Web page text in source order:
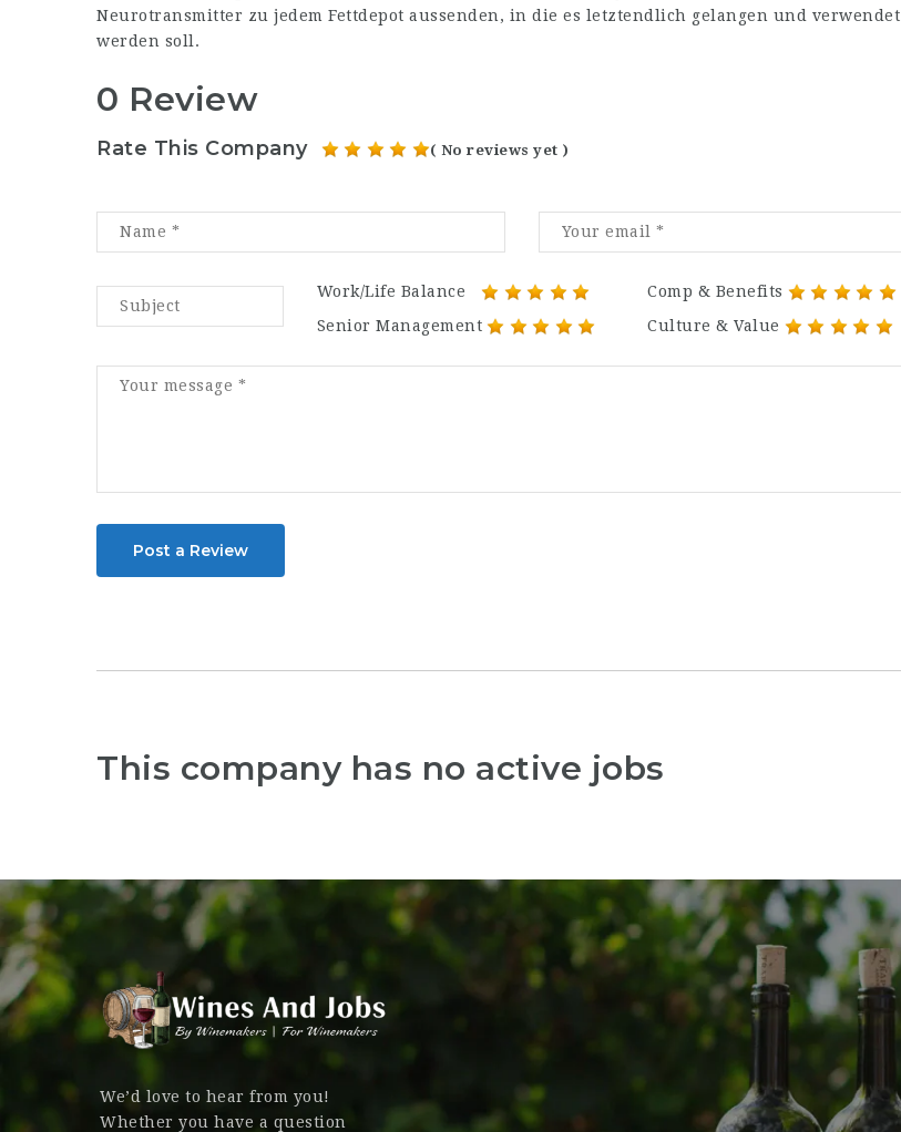
Neurotransmitter zu jedem Fettdepot aussenden, in die es letztendlich gelangen und verwendet
werden soll.
0 Review
Rate This Company ( No reviews yet )
Work/Life Balance
Comp & Benefits
Senior Management
Culture & Value
Post a Review
This company has no active jobs
We’d love to hear from you!
Whether you have a question